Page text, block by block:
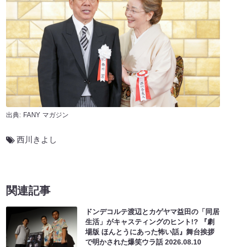
出典: FANY マガジン
西川きよし
関連記事
ドンデコルテ渡辺とカゲヤマ益田の「同居
生活」がキャスティングのヒント!? 『劇
場版 ほんとうにあった怖い話』舞台挨拶
で明かされた爆笑ウラ話2026.08.10